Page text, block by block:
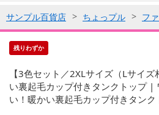
サンプル百貨店 ちょっプル フ
残りわずか
【3色セット／2XLサイズ（Lサイ
い裏起毛カップ付きタンクトップ |
い！暖かい裏起毛カップ付きタンク